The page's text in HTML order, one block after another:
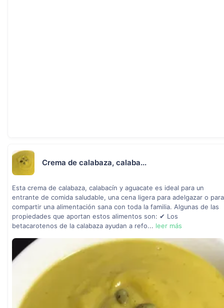
Crema de calabaza, calaba...
Esta crema de calabaza, calabacín y aguacate es ideal para un
entrante de comida saludable, una cena ligera para adelgazar o para
compartir una alimentación sana con toda la familia. Algunas de las
propiedades que aportan estos alimentos son: ✔ Los
betacarotenos de la calabaza ayudan a refo... leer más